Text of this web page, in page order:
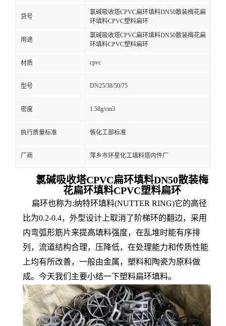
货号
氯碱吸收塔CPVC扁环填料DN50散装梅花扁
环填料CPVC塑料扁环
用途
氯碱吸收塔CPVC扁环填料DN50散装梅花扁
环填料CPVC塑料扁环
材质 cpvc
型号 DN25/38/50/75
密度 1.58g/cm3
执行质量标准 愱化工部标准
厂商 萍乡市环星化工填料塔内件厂
氯碱吸收塔CPVC扁环填料DN50散装梅
花扁环填料CPVC塑料扁环
扁环也称为:纳特环填料(NUTTER RING)它的高径
比为0.2-0.4，外型设计上取消了阶梯环的翻边，采用
内弯弧形筋片来提高填料强度，在乱堆时能有序排
列，流道结构合理，压降低，在处理能力和传质性能
上均有所改善，一般由金属，塑料和陶瓷为原料做
成。今天我们主要小结一下塑料扁环填料。